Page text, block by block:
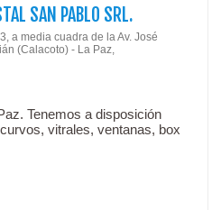
SAN PABLO SRL.
a media cuadra de la Av. José
(Calacoto) - La Paz,
Tenemos a disposición
vitrales, ventanas, box